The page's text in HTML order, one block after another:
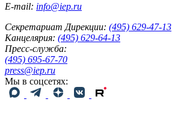
E-mail: info@iep.ru
Секретариат Дирекции: (495) 629-47-13
Канцелярия: (495) 629-64-13
Пресс-служба:
(495) 695-67-70
press@iep.ru
Мы в соцсетях: